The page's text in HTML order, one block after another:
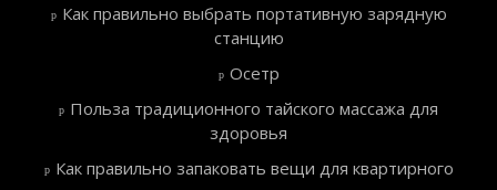
Как правильно выбрать портативную зарядную
станцию
Осетр
Польза традиционного тайского массажа для
здоровья
Как правильно запаковать вещи для квартирного